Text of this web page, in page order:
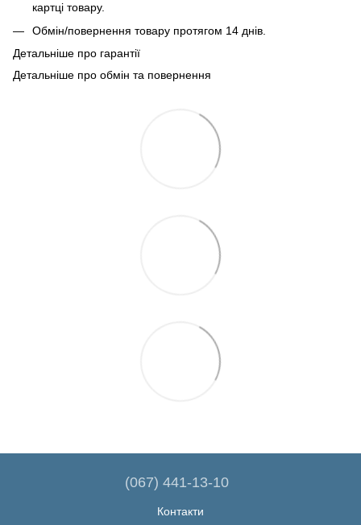
картці товару.
Обмін/повернення товару протягом 14 днів.
Детальніше про гарантії
Детальніше про обмін та повернення
(067) 441-13-10
Контакти